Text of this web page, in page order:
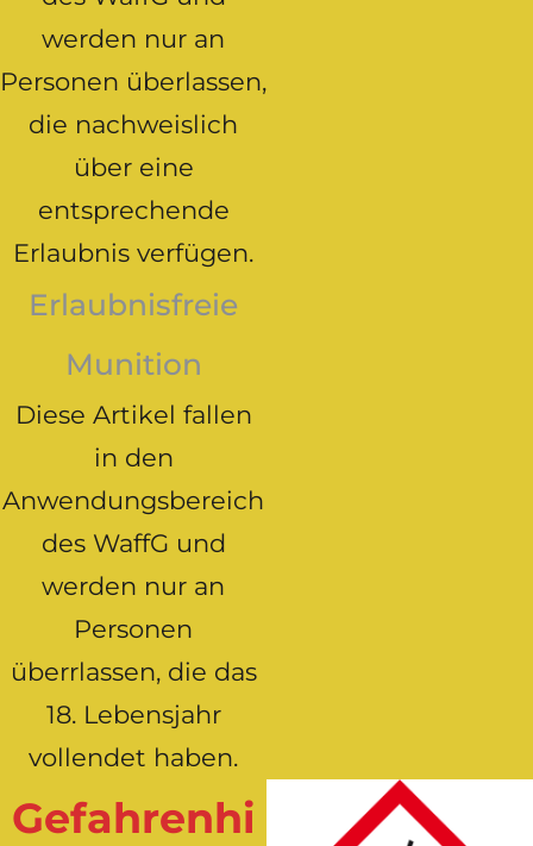
werden nur an
Personen überlassen,
die nachweislich
über eine
entsprechende
Erlaubnis verfügen.
Erlaubnisfreie
Munition
Diese Artikel fallen
in den
Anwendungsbereich
des WaffG und
werden nur an
Personen
überrlassen, die das
18. Lebensjahr
vollendet haben.
Gefahrenhi